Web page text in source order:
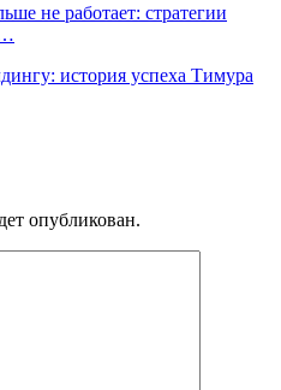
не работает: стратегии
история успеха Тимура
опубликован.